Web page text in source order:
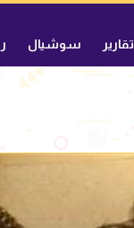
تقارير سوشيال